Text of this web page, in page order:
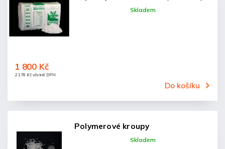
Skladem
2 178 Kč včetně DPH
1 800 Kč
Do košíku
Polymerové kroupy
Skladem